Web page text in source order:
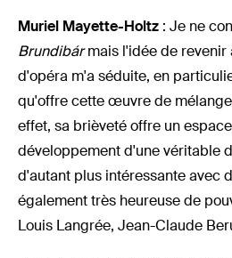
Muriel Mayette-Holtz : Je ne
Brundibármais l'idée de revenir
d'opéra m'a séduite, en
qu'offre cette œuvre de
effet, sa brièveté offre un
développement d'une véritable
d'autant plus intéressante avec
également très heureuse de
Louis Langrée, Jean-Claude